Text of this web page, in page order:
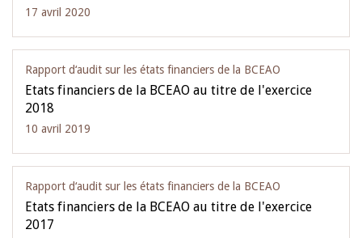
17 avril 2020
Rapport d‘audit sur les états financiers de la BCEAO
Etats financiers de la BCEAO au titre de l'exercice
2018
10 avril 2019
Rapport d‘audit sur les états financiers de la BCEAO
Etats financiers de la BCEAO au titre de l'exercice
2017